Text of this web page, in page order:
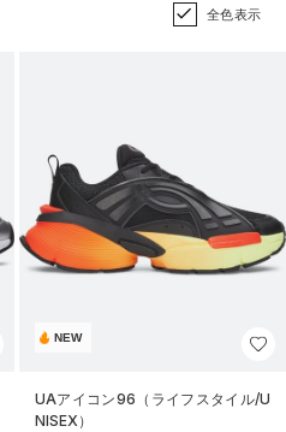
全色表示
NEW
UAアイコン96（ライフスタイル/U
NISEX）